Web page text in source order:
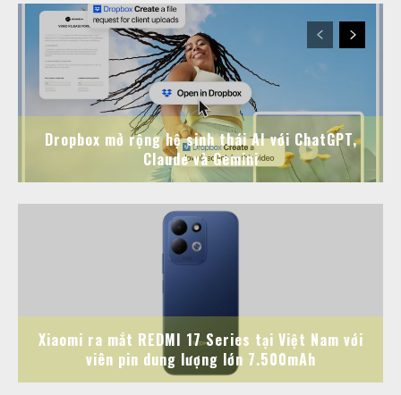
Dropbox mở rộng hệ sinh thái AI với ChatGPT,
Claude và Gemini
Xiaomi ra mắt REDMI 17 Series tại Việt Nam với
viên pin dung lượng lớn 7.500mAh